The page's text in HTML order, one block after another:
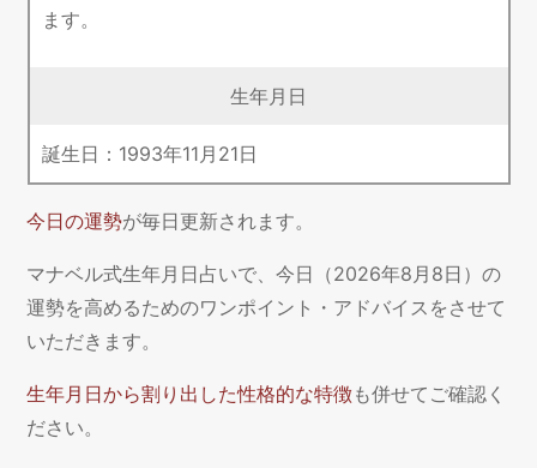
ます。
生年月日
誕生日： 1993年11 月 21日
今日の運勢が毎日更新されます。
マナベル式生年月日占いで、今日（2026年8月8日）の
運勢を高めるためのワンポイント・アドバイスをさせて
いただきます。
生年月日から割り出した性格的な特徴も併せてご確認く
ださい。